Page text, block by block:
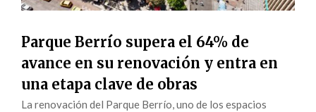
Parque Berrío supera el 64% de
avance en su renovación y entra en
una etapa clave de obras
La renovación del Parque Berrío, uno de los espacios